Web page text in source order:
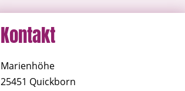
Kontakt
Marienhöhe
25451 Quickborn